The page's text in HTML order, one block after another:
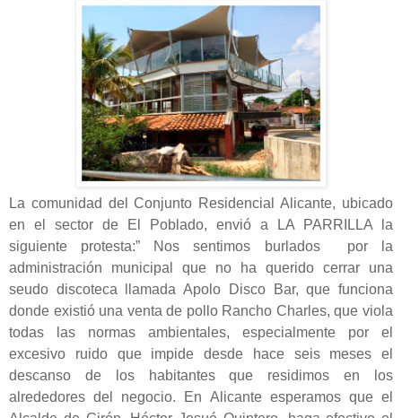
La comunidad del Conjunto Residencial Alicante, ubicado
en el sector de El Poblado, envió a LA PARRILLA la
siguiente protesta:” Nos sentimos burlados por la
administración municipal que no ha querido cerrar una
seudo discoteca llamada Apolo Disco Bar, que funciona
donde existió una venta de pollo Rancho Charles, que viola
todas las normas ambientales, especialmente por el
excesivo ruido que impide desde hace seis meses el
descanso de los habitantes que residimos en los
alrededores del negocio. En Alicante esperamos que el